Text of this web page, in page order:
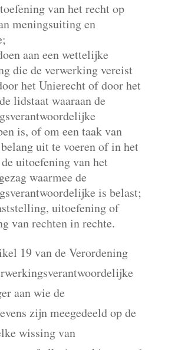
van het recht op
meningsuiting en
aan een wettelijke
die de verwerking vereist
het Unierecht of door het
lidstaat waaraan de
is, of om een taak van
uit te voeren of in het
uitoefening van het
waarmee de
is belast;
uitoefening of
van rechten in rechte.
19 van de Verordening
aan wie de
zijn meegedeeld op de
wissing van